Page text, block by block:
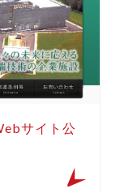
サイト公